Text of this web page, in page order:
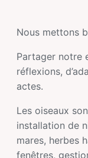
Nous mettons
Partager notre
réflexions,
actes.
Les oiseaux
installation de
mares, herbes
fenêtres,